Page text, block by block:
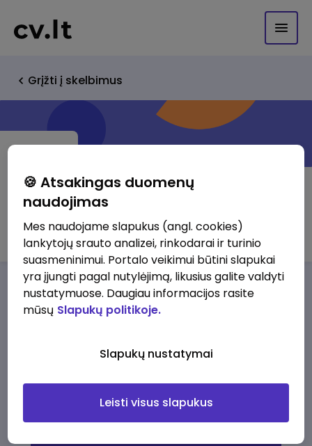
Grįžti į skelbimus
Inkodus, UAB
Darbo pasiūlymaiApie musPrivalumai
darbo pasiūlymų
🍪 Atsakingas duomenų
naudojimas
Mes naudojame slapukus (angl. cookies)
lankytojų srauto analizei, rinkodarai ir turinio
suasmeninimui. Portalo veikimui būtini slapukai
yra įjungti pagal nutylėjimą, likusius galite valdyti
nustatymuose. Daugiau informacijos rasite
mūsų Slapukų politikoje.
Slapukų nustatymai
Leisti visus slapukus